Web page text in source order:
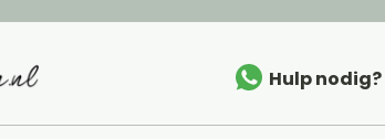
Hulp nodig?